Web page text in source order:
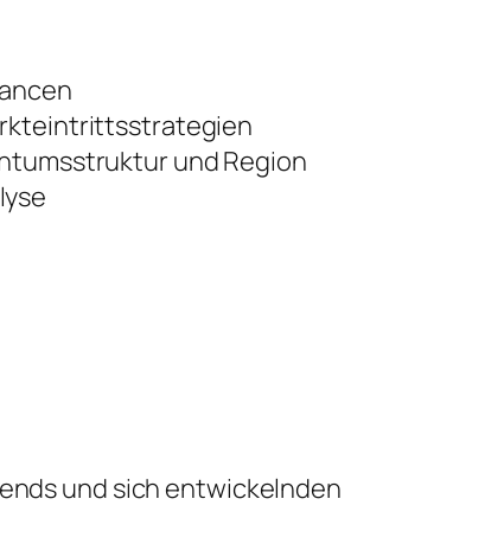
und Region
und sich entwickelnden